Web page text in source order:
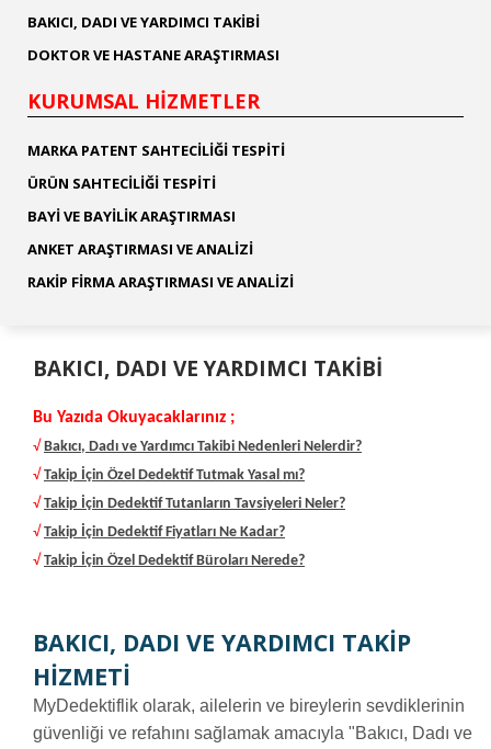
BAKICI, DADI VE YARDIMCI TAKİBİ
DOKTOR VE HASTANE ARAŞTIRMASI
KURUMSAL HİZMETLER
MARKA PATENT SAHTECİLİĞİ TESPİTİ
ÜRÜN SAHTECİLİĞİ TESPİTİ
BAYİ VE BAYİLİK ARAŞTIRMASI
ANKET ARAŞTIRMASI VE ANALİZİ
RAKİP FİRMA ARAŞTIRMASI VE ANALİZİ
BAKICI, DADI VE YARDIMCI TAKIBI
Bu Yazıda Okuyacaklarınız ;
√ Bakıcı, Dadı ve Yardımcı Takibi Nedenleri Nelerdir?
√ Takip İçin Özel Dedektif Tutmak Yasal mı?
√ Takip İçin Dedektif Tutanların Tavsiyeleri Neler?
√ Takip İçin Dedektif Fiyatları Ne Kadar?
√ Takip İçin Özel Dedektif Büroları Nerede?
BAKICI, DADI VE YARDIMCI TAKIP
HIZMETI
MyDedektiflik olarak, ailelerin ve bireylerin sevdiklerinin
güvenliği ve refahını sağlamak amacıyla "Bakıcı, Dadı ve